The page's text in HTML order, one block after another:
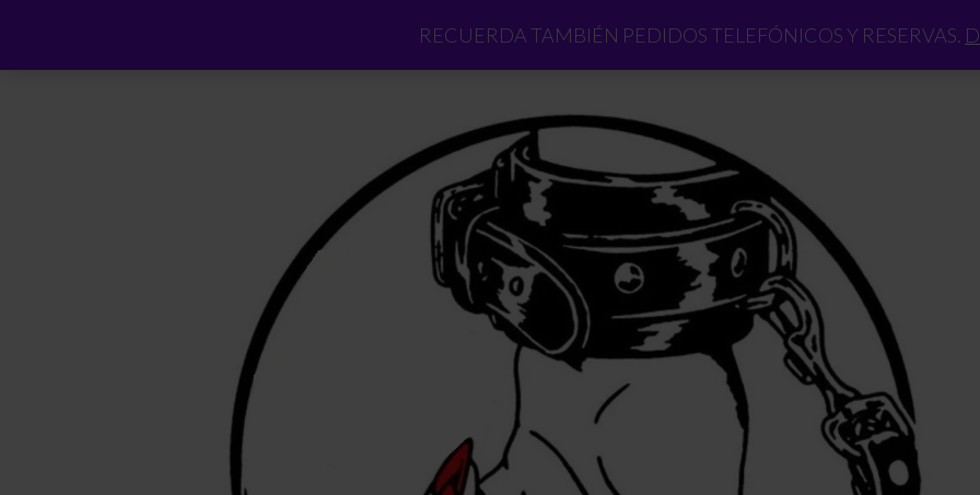
RECUERDA TAMBIÉN PEDIDOS TELEFÓNICOS Y RESERVAS.